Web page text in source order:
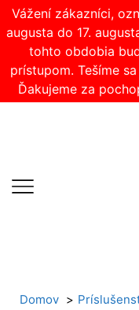
Vážení zákazníci,
augusta do 17.
tohto obdobia
prístupom. Tešíme
Ďakujeme za
Domov